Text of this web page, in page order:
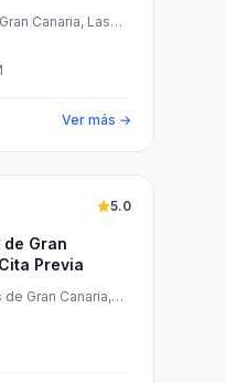
Canaria, Las
Ver más →
de Gran
Previa
5.0
Gran Canaria,